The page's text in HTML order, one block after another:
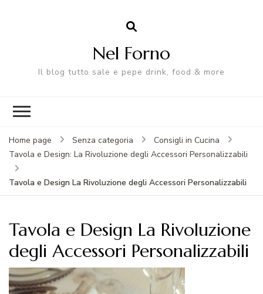
Nel Forno
Il blog tutto sale e pepe drink, food & more
Home page Senza categoria
Consigli in Cucina
Tavola e Design: La Rivoluzione degli Accessori Personalizzabili
Tavola e Design La Rivoluzione degli Accessori Personalizzabili
Tavola e Design La Rivoluzione
degli Accessori Personalizzabili